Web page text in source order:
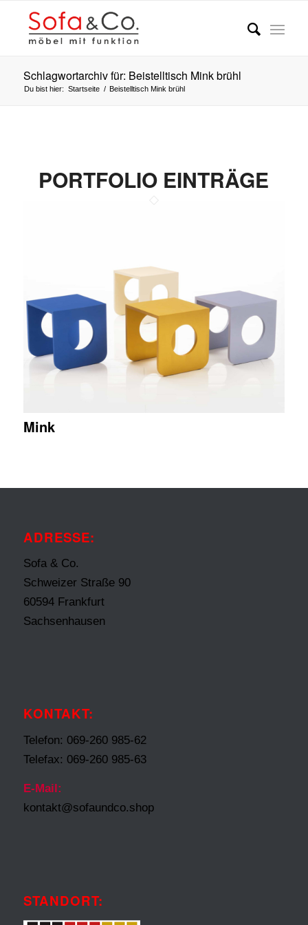
Schlagwortarchiv für: Beistelltisch Mink brühl
Du bist hier: Startseite / Beistelltisch Mink brühl
PORTFOLIO EINTRÄGE
Mink
ADRESSE:
Sofa & Co.
Schweizer Straße 90
60594 Frankfurt
Sachsenhausen
KONTAKT:
Telefon: 069-260 985-62
Telefax: 069-260 985-63
E-Mail:
kontakt@sofaundco.shop
STANDORT: